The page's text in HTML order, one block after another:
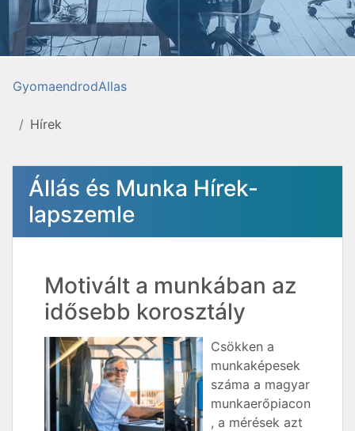
GyomaendrodAllas
Hírek
Állás és Munka Hírek-
lapszemle
Motivált a munkában az
idősebb korosztály
Csökken a
munkaképesek
száma a magyar
munkaerőpiacon
, a mérések azt